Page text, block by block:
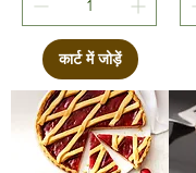
कार्ट में जोड़ें